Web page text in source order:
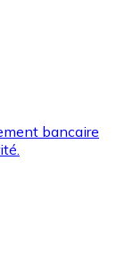
pour acheter
bancaire